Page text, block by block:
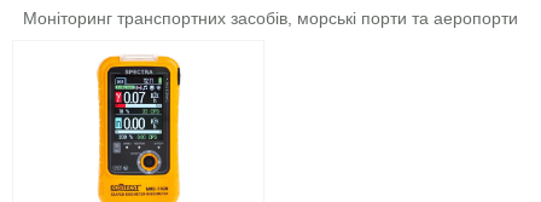
Моніторинг транспортних засобів, морські порти та аеропорти